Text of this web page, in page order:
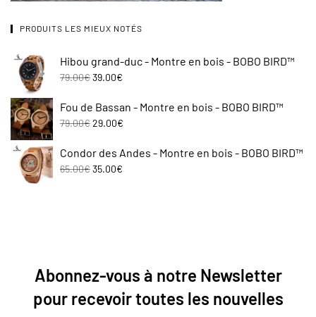
PRODUITS LES MIEUX NOTÉS
Hibou grand-duc - Montre en bois - BOBO BIRD™
79.00€39.00€
Fou de Bassan - Montre en bois - BOBO BIRD™
79.00€29.00€
Condor des Andes - Montre en bois - BOBO BIRD™
65.00€35.00€
Abonnez-vous à notre Newsletter
pour recevoir toutes les nouvelles